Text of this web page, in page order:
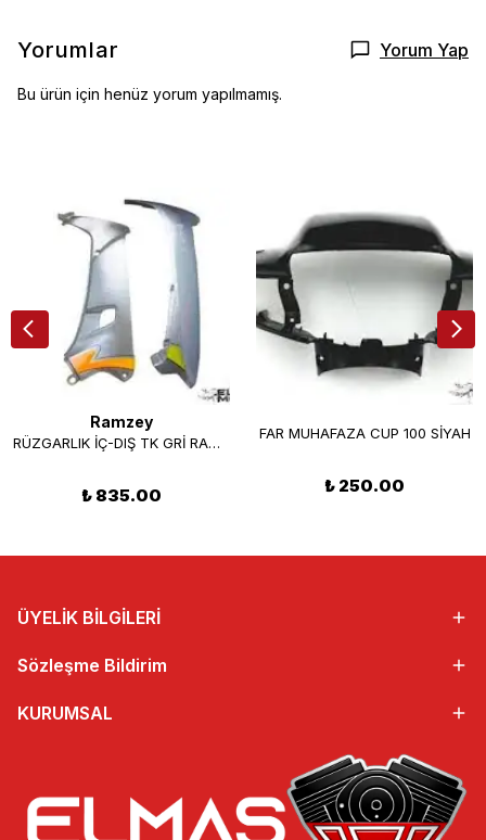
Yorumlar Yorum Yap
Bu ürün için henüz yorum yapılmamış.
Ramzey
RÜZGARLIK İÇ-DIŞ TK GRİ RAMZEY CUP 100
₺ 835.00
FAR MUHAFAZA CUP 100 SİYAH
₺ 250.00
ÜYELİK BİLGİLERİ
Sözleşme Bildirim
KURUMSAL